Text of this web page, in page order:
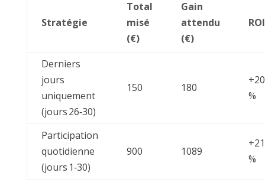
Stratégie
Total
misé
(€)
Gain
attendu
(€)
ROI
Derniers
jours
uniquement
(jours 26‑30)
150 180
+20
%
Participation
quotidienne
(jours 1‑30)
900 1089
+21
%